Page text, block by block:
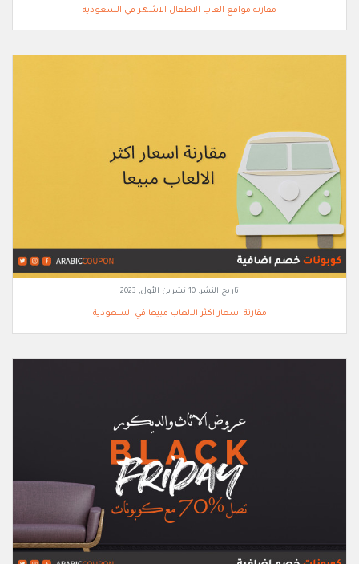
مقارنة مواقع العاب الاطفال الاشهر في السعودية
تاريخ النشر: 10 تشرين الأول, 2023
مقارنة اسعار اكثر الالعاب مبيعا في السعودية